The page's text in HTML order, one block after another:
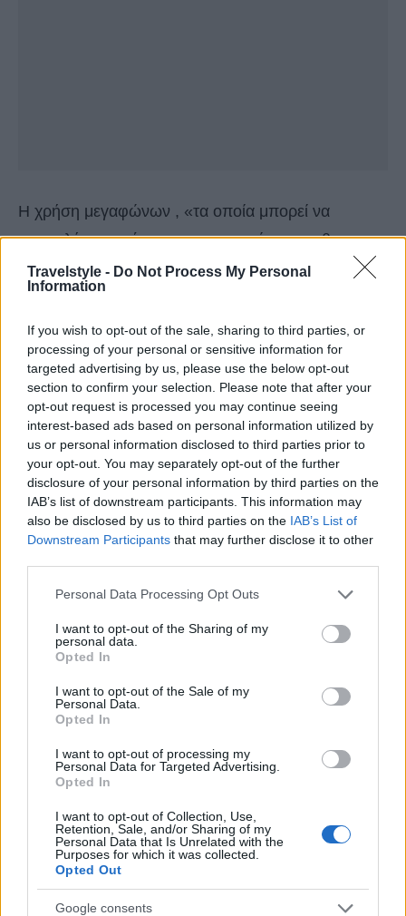
Travelstyle - Do Not Process My Personal
Information
If you wish to opt-out of the sale, sharing to third parties, or
processing of your personal or sensitive information for
targeted advertising by us, please use the below opt-out
section to confirm your selection. Please note that after your
opt-out request is processed you may continue seeing
interest-based ads based on personal information utilized by
us or personal information disclosed to third parties prior to
your opt-out. You may separately opt-out of the further
disclosure of your personal information by third parties on the
IAB’s list of downstream participants. This information may
also be disclosed by us to third parties on the IAB’s List of
Downstream Participants that may further disclose it to other
Please note that this website/app uses one or more Google
not limited to your visit or usage behaviour. You may click to
grant or deny consent to Google and its third-party tags to
use your data for below specified purposes in below Google
consent section.
Personal Data Processing Opt Outs
I want to opt-out of the Sharing of my
personal data.
Opted In
I want to opt-out of the Sale of my
Personal Data.
Opted In
I want to opt-out of processing my
Personal Data for Targeted Advertising.
Opted In
I want to opt-out of Collection, Use,
Retention, Sale, and/or Sharing of my
Personal Data that Is Unrelated with the
Purposes for which it was collected.
Opted Out
Google consents
Η χρήση μεγαφώνων , «τα οποία μπορεί να
προκαλέσουν σύγχυση και αναστάτωση», θα
απαγορευτεί επίσης, ανέφερε η πόλη σε
ανακοίνωσή της.
Η αξιωματούχος της πόλης που είναι υπεύθυνη για
την ασφάλεια, Elisabetta Pesce, είπε ότι οι
πολιτικές αυτές στοχεύουν στη βελτίωση της
μετακίνησης ομάδων μέσω του ιστορικού κέντρου
της Βενετίας, καθώς και των νησιών Murano,
Burano και Torcello που έχουν πολλούς
επισκέπτες.
Στοχεύουν να κάνουν τη ζωή καλύτερη